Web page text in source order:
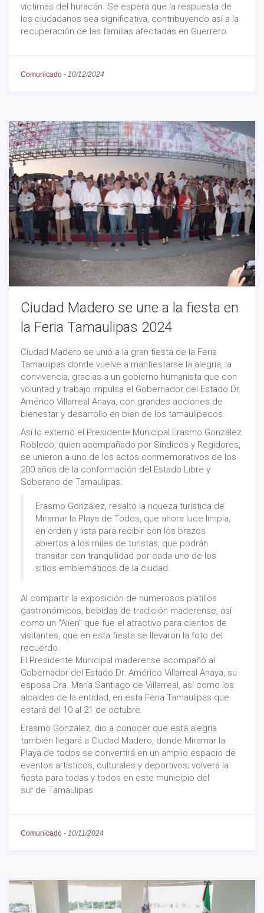
víctimas del huracán. Se espera que la respuesta de
los ciudadanos sea significativa, contribuyendo así a la
recuperación de las familias afectadas en Guerrero.
Comunicado - 10/12/2024
Ciudad Madero se une a la fiesta en
la Feria Tamaulipas 2024
Ciudad Madero se unió a la gran fiesta de la Feria
Tamaulipas donde vuelve a manfiestarse la alegría, la
convivencia, gracias a un gobierno humanista que con
voluntad y trabajo impulsa el Gobernador del Estado Dr.
Américo Villarreal Anaya, con grandes acciones de
bienestar y desarrollo en bien de los tamaulipecos.
Así lo externó el Presidente Municipal Erasmo González
Robledo, quien acompañado por Síndicos y Regidores,
se unieron a uno de los actos conmemorativos de los
200 años de la conformación del Estado Libre y
Soberano de Tamaulipas.
Erasmo González, resaltó la riqueza turística de
Miramar la Playa de Todos, que ahora luce limpia,
en orden y lista para recibir con los brazos
abiertos a los miles de turistas, que podrán
transitar con tranquilidad por cada uno de los
sitios emblemáticos de la ciudad.
Al compartir la exposición de numerosos platillos
gastronómicos, bebidas de tradición maderense, así
como un "Alien" que fue el atractivo para cientos de
visitantes, que en esta fiesta se llevaron la foto del
recuerdo.
El Presidente Municipal maderense acompañó al
Gobernador del Estado Dr. Américo Villarreal Anaya, su
esposa Dra. María Santiago de Villarreal, así como los
alcaldes de la entidad, en esta Feria Tamaulipas que
estará del 10 al 21 de octubre.
Erasmo González, dio a conocer que está alegría
también llegará a Ciudad Madero, donde Miramar la
Playa de todos se convertirá en un amplio espacio de
eventos artísticos, culturales y deportivos; volverá la
fiesta para todas y todos en este municipio del
sur de Tamaulipas.
Comunicado - 10/11/2024